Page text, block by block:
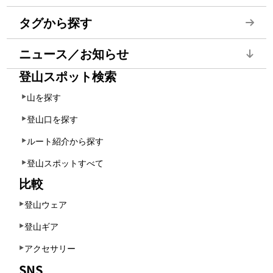
タグから探す
ニュース／お知らせ
登山スポット検索
山を探す
登山口を探す
ルート紹介から探す
登山スポットすべて
比較
登山ウェア
登山ギア
アクセサリー